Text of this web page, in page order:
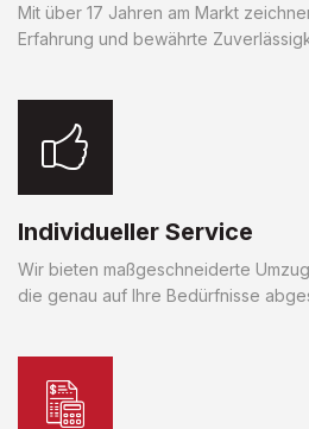
Mit über 17 Jahren am Markt
Erfahrung und bewährte
Individueller Service
Wir bieten maßgeschneiderte
die genau auf Ihre Bedürfnisse